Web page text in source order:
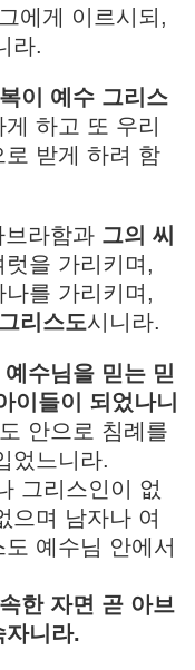
에게 이르시되,
라.
이 예수 그리스
하고 또 우리
받게 하려 함
라함과 그의 씨
을 가리키며,
를 가리키며,
그리스도시니라.
수님을 믿는 믿
이들이 되었나니
안으로 침례를
었느니라.
그리스인이 없
으며 남자나 여
예수님 안에서
한 자면 곧 아브
자니라.